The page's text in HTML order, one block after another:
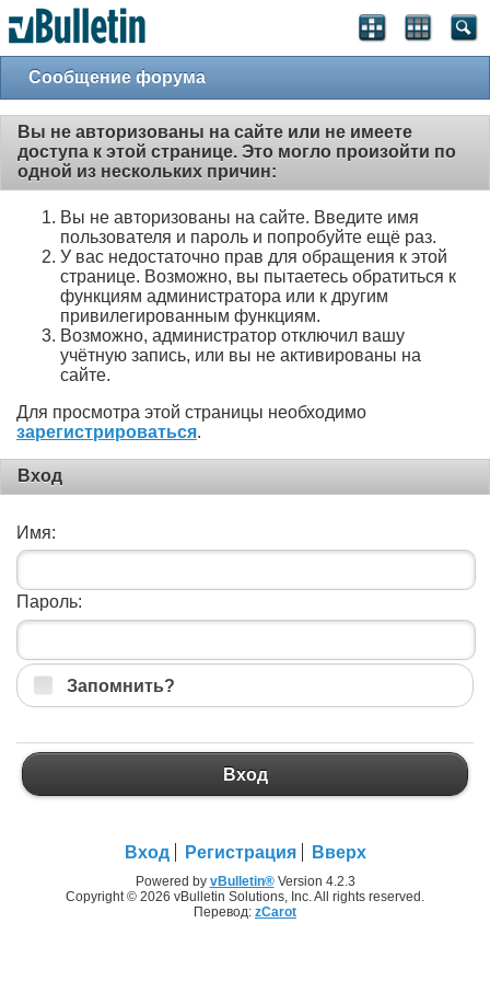
Сообщение форума
Вы не авторизованы на сайте или не имеете
доступа к этой странице. Это могло произойти по
одной из нескольких причин:
Вы не авторизованы на сайте. Введите имя
пользователя и пароль и попробуйте ещё раз.
У вас недостаточно прав для обращения к этой
странице. Возможно, вы пытаетесь обратиться к
функциям администратора или к другим
привилегированным функциям.
Возможно, администратор отключил вашу
учётную запись, или вы не активированы на
сайте.
Для просмотра этой страницы необходимо
зарегистрироваться.
Вход
Имя:
Пароль:
Запомнить?
Вход
Вход Регистрация Вверх
Powered by vBulletin®Version 4.2.3
Copyright © 2026 vBulletin Solutions, Inc. All rights reserved.
Перевод: zCarot